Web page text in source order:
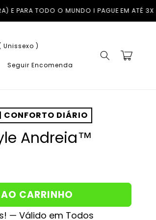
COM A KLARNA SEM JUROSTROCAS GRÁTIS
)
Seguir Encomenda
Carrinho
CONFORTO DIÁRIO
Andreia™
CARRINHO
— Válido em Todos